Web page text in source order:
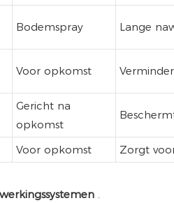
Bodemspray Lange
Voor opkomst
Gericht na
opkomst
Voor opkomst Zorgt